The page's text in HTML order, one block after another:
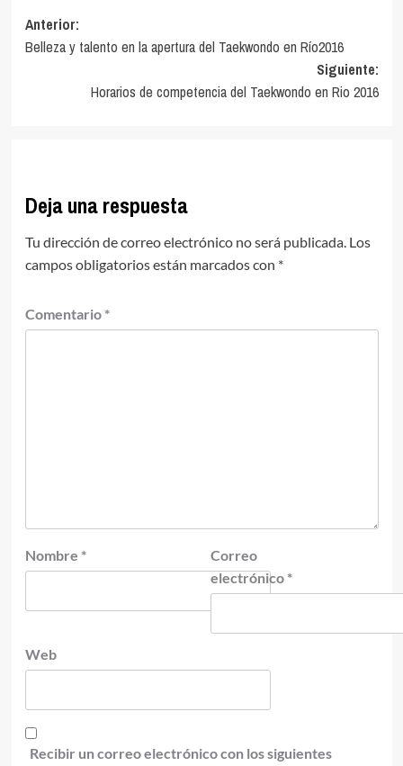
Navegación
de
entradas
Anterior:
Belleza y talento en la apertura del Taekwondo en Río2016
Siguiente:
Horarios de competencia del Taekwondo en Rio 2016
Deja una respuesta
Tu dirección de correo electrónico no será publicada. Los
campos obligatorios están marcados con *
Comentario *
Nombre *
Correo
electrónico *
Web
Recibir un correo electrónico con los siguientes